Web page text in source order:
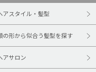
アスタイル・髪型
の形から似合う髪型を探す
アサロン